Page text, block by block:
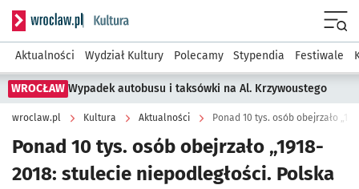
Serwis informacyjny wroclaw.pl podserwis: Kultura
Aktualności Wydział Kultury Polecamy Stypendia Festiwale
WROCŁAW Wypadek autobusu i taksówki na Al. Krzywoustego
wroclaw.pl Kultura Aktualności Ponad 10 tys. osób obejrzało
Ponad 10 tys. osób obejrzało „1918-
2018: stulecie niepodległości. Polska